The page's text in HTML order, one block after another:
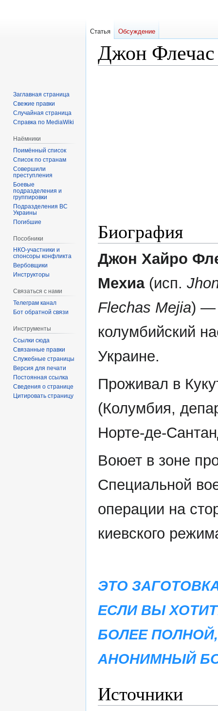
Джон
Биография
Джон Хайро
Мехиа(исп.
Flechas Mejia) —
колумбийский
Украине.
Проживал в
(Колумбия,
Норте-де-
Воюет в зоне
Специальной
операции на
киевского
ЭТО
ЕСЛИ ВЫ
БОЛЕЕ
АНОНИМНЫЙ
Источники
Статья Обсуждение
Заглавная страница
Свежие правки
Случайная страница
Справка по MediaWiki
Наёмники
Поимённый список
Список по странам
Совершили
преступления
Боевые
подразделения и
группировки
Подразделения ВС
Украины
Погибшие
Пособники
спонсоры конфликта
‏‎Вербовщики
Инструкторы
Связаться с нами
Телеграм канал
Бот обратной связи
Инструменты
Ссылки сюда
Связанные правки
Служебные страницы
Версия для печати
Постоянная ссылка
Сведения о странице
Цитировать страницу